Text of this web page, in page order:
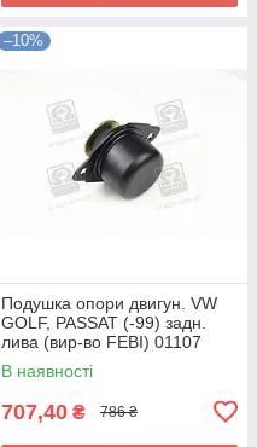
–10%
Подушка опори двигун. VW
GOLF, PASSAT (-99) задн.
лива (вир-во FEBI) 01107
UA58
В наявності
707,40 ₴ 786 ₴